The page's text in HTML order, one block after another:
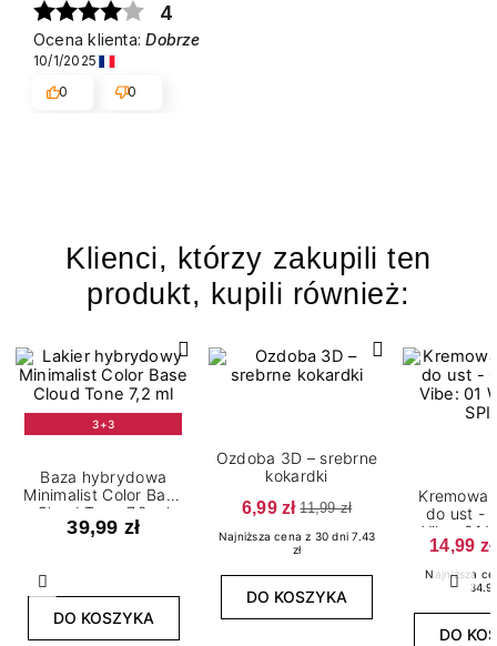
4
Ocena klienta:Dobrze
10/1/2025
0
0
Klienci, którzy zakupili ten
produkt, kupili również:
Poprzedni
3+3
Baza hybrydowa
Minimalist Color Base
Cloud Tone 7,2 ml
39,99 zł
DO KOSZYKA
Ozdoba 3D – srebrne
kokardki
6,99 zł 11,99 zł
Najniższa cena z 30 dni 7.43
zł
DO KOSZYKA
Kremowa
do ust -
Vibe: 01
14,99 zł
Najniższa
DO